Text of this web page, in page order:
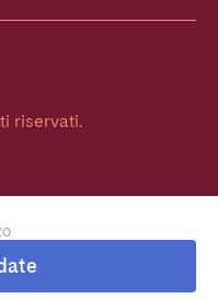
riservati.